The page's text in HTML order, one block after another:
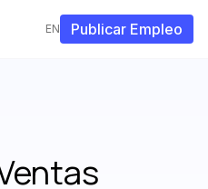
EN Publicar Empleo